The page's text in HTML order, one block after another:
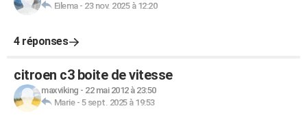
Eilema- 23 nov. 2025 à 12:20
4 réponses
citroen c3 boite de vitesse
maxviking - 22 mai 2012 à 23:50
Marie- 5 sept. 2025 à 19:53